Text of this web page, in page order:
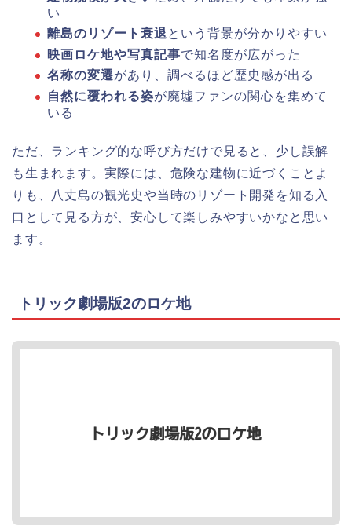
い
離島のリゾート衰退 という背景が分かりやすい
映画ロケ地や写真記事で知名度が広がった
名称の変遷があり、調べるほど歴史感が出る
自然に覆われる姿が廃墟ファンの関心を集めて
いる
ただ、ランキング的な呼び方だけで見ると、少し誤解
も生まれます。実際には、危険な建物に近づくことよ
りも、八丈島の観光史や当時のリゾート開発を知る入
口として見る方が、安心して楽しみやすいかなと思い
ます。
トリック劇場版2のロケ地